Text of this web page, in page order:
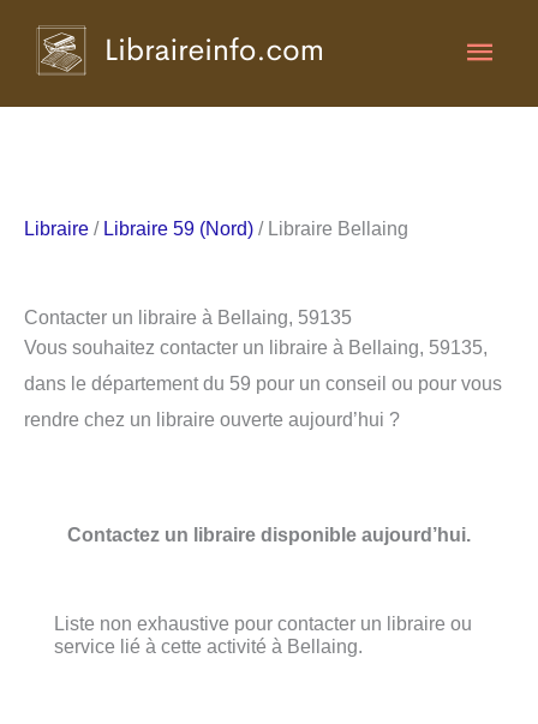
Libraire / Libraire 59 (Nord) / Libraire Bellaing
Contacter un libraire à Bellaing, 59135
Vous souhaitez contacter un libraire à Bellaing, 59135,
dans le département du 59 pour un conseil ou pour vous
rendre chez un libraire ouverte aujourd’hui ?
Contactez un libraire disponible aujourd’hui.
Liste non exhaustive pour contacter un libraire ou
service lié à cette activité à Bellaing.